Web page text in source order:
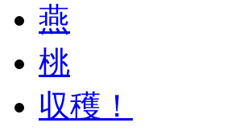
燕
桃
収穫！